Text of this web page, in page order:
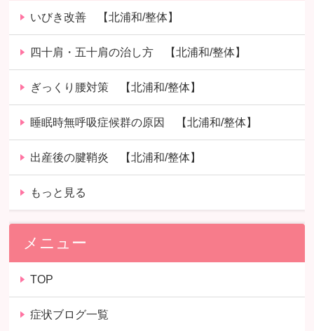
いびき改善 【北浦和/整体】
四十肩・五十肩の治し方 【北浦和/整体】
ぎっくり腰対策 【北浦和/整体】
睡眠時無呼吸症候群の原因 【北浦和/整体】
出産後の腱鞘炎 【北浦和/整体】
もっと見る
メニュー
TOP
症状ブログ一覧